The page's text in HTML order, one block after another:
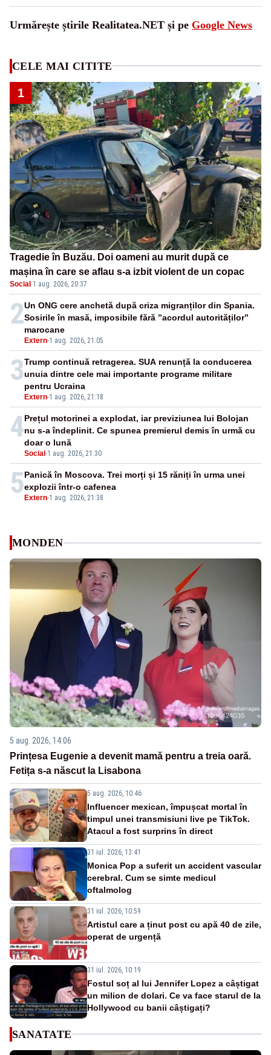
Urmărește știrile Realitatea.NET și pe Google News
CELE MAI CITITE
1
Tragedie în Buzău. Doi oameni au murit după ce
mașina în care se aflau s-a izbit violent de un copac
Social ·1 aug. 2026, 20:37
2
Extern-1 aug. 2026, 21:05
Un ONG cere anchetă după criza migranților din Spania.
Sosirile în masă, imposibile fără ”acordul autorităților”
marocane
3
Extern-1 aug. 2026, 21:18
Trump continuă retragerea. SUA renunță la conducerea
unuia dintre cele mai importante programe militare
pentru Ucraina
4
Social -1 aug. 2026, 21:30
Prețul motorinei a explodat, iar previziunea lui Bolojan
nu s-a îndeplinit. Ce spunea premierul demis în urmă cu
doar o lună
5 Extern-1 aug. 2026, 21:38
Panică în Moscova. Trei morți și 15 răniți în urma unei
explozii într-o cafenea
MONDEN
5 aug. 2026, 14:06
Prințesa Eugenie a devenit mamă pentru a treia oară.
Fetița s-a născut la Lisabona
5 aug. 2026, 10:46
Influencer mexican, împușcat mortal în
timpul unei transmisiuni live pe TikTok.
Atacul a fost surprins în direct
31 iul. 2026, 13:41
Monica Pop a suferit un accident vascular
cerebral. Cum se simte medicul
oftalmolog
31 iul. 2026, 10:59
Artistul care a ținut post cu apă 40 de zile,
operat de urgență
31 iul. 2026, 10:19
Fostul soț al lui Jennifer Lopez a câștigat
un milion de dolari. Ce va face starul de la
Hollywood cu banii câștigați?
SANATATE